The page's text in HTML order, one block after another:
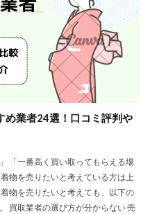
め業者24選！口コミ評判や
「一番高く買い取ってもらえる場
物を売りたいと考えている方は上
物を売りたいと考えても、以下の
買取業者の選び方が分からない 売